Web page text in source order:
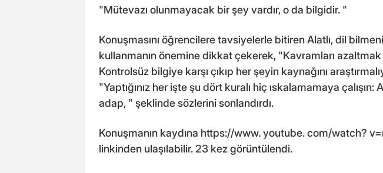
"Mütevazı olunmayacak bir şey vardır, o da bilgidir. "
Konuşmasını öğrencilere tavsiyelerle bitiren Alatlı, dil
kullanmanın önemine dikkat çekerek, "Kavramları
Kontrolsüz bilgiye karşı çıkıp her şeyin kaynağını
"Yaptığınız her işte şu dört kuralı hiç ıskalamamaya çalışın:
adap, " şeklinde sözlerini sonlandırdı.
Konuşmanın kaydına https://www. youtube. com/watch?
linkinden ulaşılabilir. 23 kez görüntülendi.